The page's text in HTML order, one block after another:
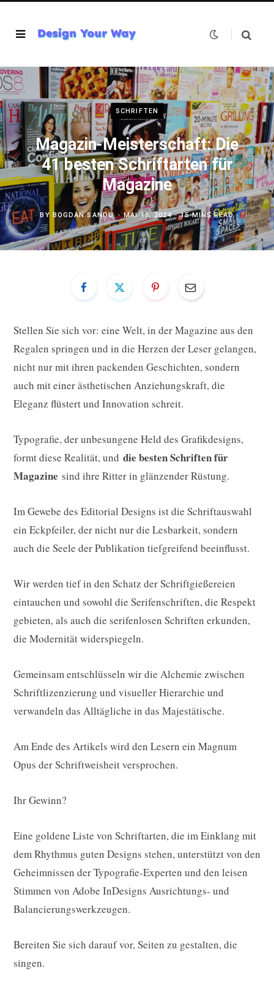
SCHRIFTEN
Magazin-Meisterschaft: Die
41 besten Schriftarten für
Magazine
BY BOGDAN SANDU MAI 15, 2024 15 MINS READ
Stellen Sie sich vor: eine Welt, in der Magazine aus den
Regalen springen und in die Herzen der Leser gelangen,
nicht nur mit ihren packenden Geschichten, sondern
auch mit einer ästhetischen Anziehungskraft, die
Eleganz flüstert und Innovation schreit.
Typografie, der unbesungene Held des Grafikdesigns,
formt diese Realität, und die besten Schriften für
Magazine sind ihre Ritter in glänzender Rüstung.
Im Gewebe des Editorial Designs ist die Schriftauswahl
ein Eckpfeiler, der nicht nur die Lesbarkeit, sondern
auch die Seele der Publikation tiefgreifend beeinflusst.
Wir werden tief in den Schatz der Schriftgießereien
eintauchen und sowohl die Serifenschriften, die Respekt
gebieten, als auch die serifenlosen Schriften erkunden,
die Modernität widerspiegeln.
Gemeinsam entschlüsseln wir die Alchemie zwischen
Schriftlizenzierung und visueller Hierarchie und
verwandeln das Alltägliche in das Majestätische.
Am Ende des Artikels wird den Lesern ein Magnum
Opus der Schriftweisheit versprochen.
Ihr Gewinn?
Eine goldene Liste von Schriftarten, die im Einklang mit
dem Rhythmus guten Designs stehen, unterstützt von den
Geheimnissen der Typografie-Experten und den leisen
Stimmen von Adobe InDesigns Ausrichtungs- und
Balancierungswerkzeugen.
Bereiten Sie sich darauf vor, Seiten zu gestalten, die
singen.